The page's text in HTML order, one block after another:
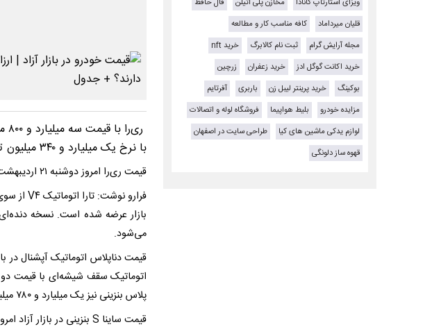
با نرخ یک میلیارد و ۳۴۰ میلیون تومان ارزان‌ترین سواری بازار هستند.
قیمت ری‌را امروز دوشنبه ۲۱ اردیبهشت در بازار آزاد سه میلیارد و ۸۰۰ میلیون تومان است.
می‌شود.
پلاس بنزینی نیز یک میلیارد و ۷۸۰ میلیون تومان قیمت خورده است.
قلیان میرداماد
کافه مناسب کار و مطالعه
مجله آرایش گرام
ثبت نام کالابرگ
خرید nft
خرید اکانت گوگل ادز
خرید زعفران
زرچین
بوکینگ
خرید پرینتر لیبل زن باربری
آفرتایم
مزایده خودرو
بلیط هواپیما
فروشگاه لوله و اتصالات
لوازم یدکی ماشین های کیا
طراحی سایت در اصفهان
قهوه ساز دلونگی